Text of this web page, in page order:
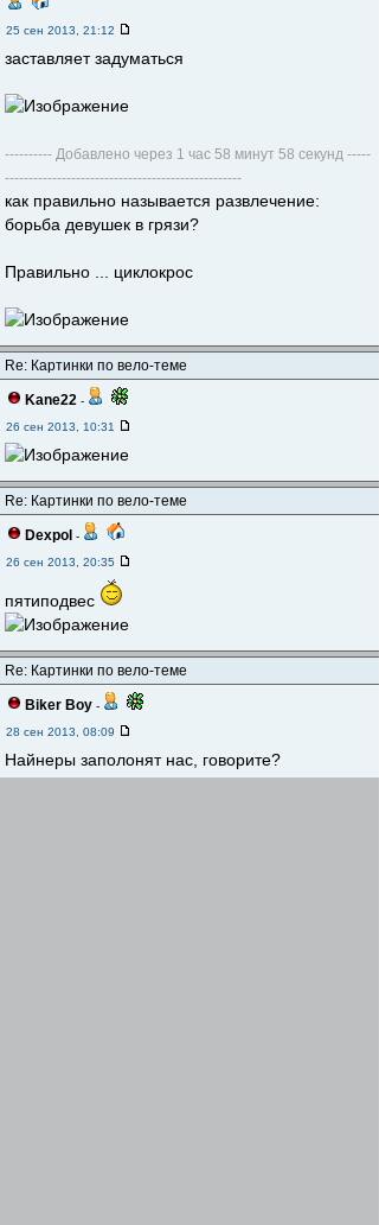
25 сен 2013, 21:12
заставляет задуматься
---------- Добавлено через 1 час 58 минут 58 секунд -----
--------------------------------------------------
как правильно называется развлечение:
борьба девушек в грязи?
Правильно ... циклокрос
Re: Картинки по вело-теме
Kane22 -
26 сен 2013, 10:31
Re: Картинки по вело-теме
Dexpol -
26 сен 2013, 20:35
пятиподвес
Re: Картинки по вело-теме
Biker Boy -
28 сен 2013, 08:09
Найнеры заполонят нас, говорите?